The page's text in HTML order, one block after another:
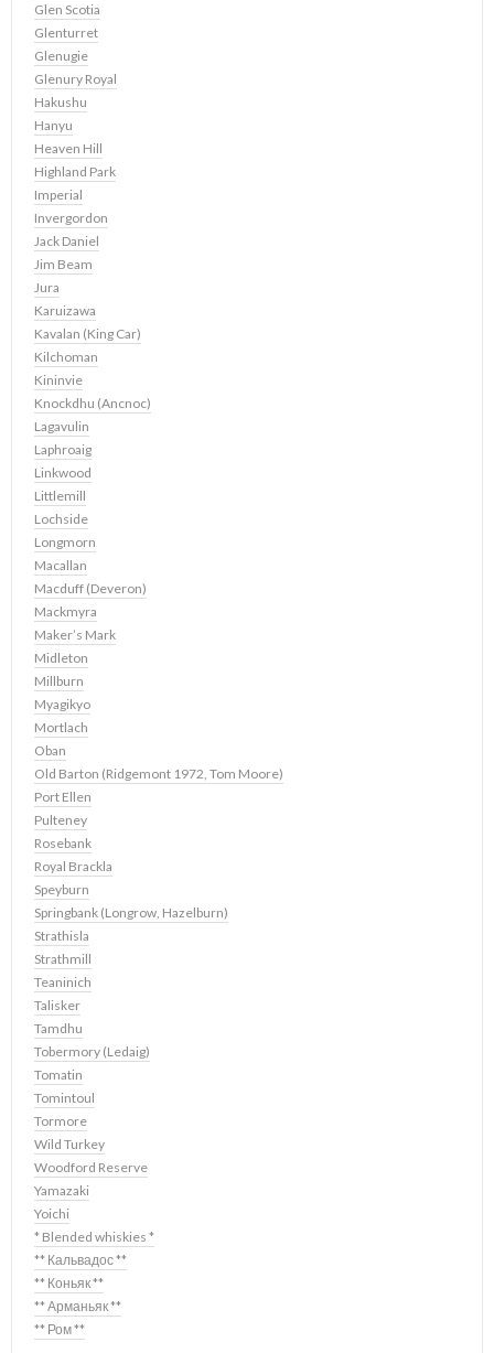
Glen Scotia
Glenturret
Glenugie
Glenury Royal
Hakushu
Hanyu
Heaven Hill
Highland Park
Imperial
Invergordon
Jack Daniel
Jim Beam
Jura
Karuizawa
Kavalan (King Car)
Kilchoman
Kininvie
Knockdhu (Ancnoc)
Lagavulin
Laphroaig
Linkwood
Littlemill
Lochside
Longmorn
Macallan
Macduff (Deveron)
Mackmyra
Maker’s Mark
Midleton
Millburn
Myagikyo
Mortlach
Oban
Old Barton (Ridgemont 1972, Tom Moore)
Port Ellen
Pulteney
Rosebank
Royal Brackla
Speyburn
Springbank (Longrow, Hazelburn)
Strathisla
Strathmill
Teaninich
Talisker
Tamdhu
Tobermory (Ledaig)
Tomatin
Tomintoul
Tormore
Wild Turkey
Woodford Reserve
Yamazaki
Yoichi
* Blended whiskies *
** Кальвадос **
** Коньяк **
** Арманьяк **
** Ром **